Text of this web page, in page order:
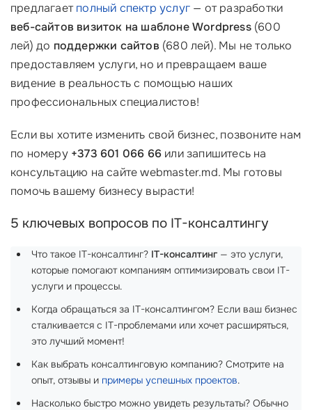
предлагаетполный спектр услуг — от разработки
веб-сайтов визиток на шаблоне Wordpress(600
лей) до поддержки сайтов (680 лей). Мы не только
предоставляем услуги, но и превращаем ваше
видение в реальность с помощью наших
профессиональных специалистов!
Если вы хотите изменить свой бизнес, позвоните нам
по номеру +373 601 066 66 или запишитесь на
консультацию на сайте webmaster.md. Мы готовы
помочь вашему бизнесу вырасти!
5 ключевых вопросов по IT-консалтингу
Что такое IT-консалтинг? IT-консалтинг — это услуги,
которые помогают компаниям оптимизировать свои IT-
услуги и процессы.
Когда обращаться за IT-консалтингом? Если ваш бизнес
сталкивается с IT-проблемами или хочет расширяться,
это лучший момент!
Как выбрать консалтинговую компанию? Смотрите на
опыт, отзывы и примеры успешных проектов.
Насколько быстро можно увидеть результаты? Обычно